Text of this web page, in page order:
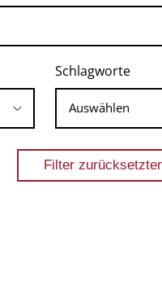
Schlagworte